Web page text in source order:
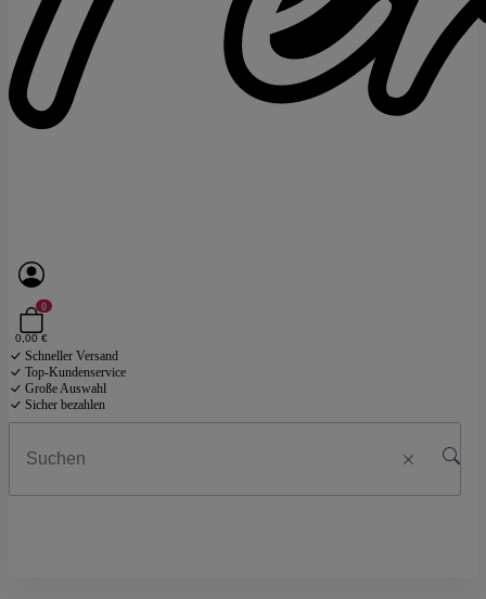
0
0,00 €
Schneller Versand
Top-Kundenservice
Große Auswahl
Sicher bezahlen